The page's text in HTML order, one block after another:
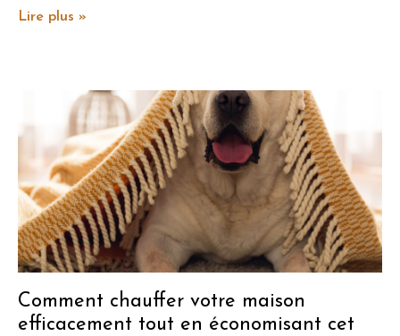
Lire plus »
Comment chauffer votre maison
efficacement tout en économisant cet